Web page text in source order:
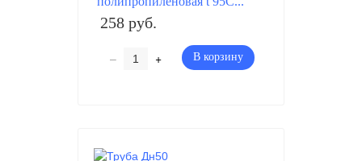
258 руб.
– + В корзину